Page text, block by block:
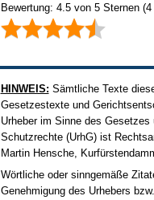
Bewertung: 4.5von 5Sternen(4
HINWEIS: Sämtliche Texte
Gesetzestexte und
Urheber im Sinne des
Schutzrechte (UrhG) ist
Martin Hensche,
Wörtliche oder sinngemäße
Genehmigung des Urhebers